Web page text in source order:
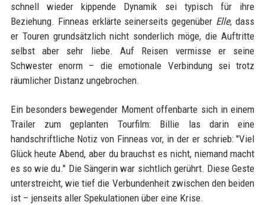
schnell wieder kippende Dynamik sei typisch für ihre
Beziehung. Finneas erklärte seinerseits gegenüber Elle, dass
er Touren grundsätzlich nicht sonderlich möge, die Auftritte
selbst aber sehr liebe. Auf Reisen vermisse er seine
Schwester enorm – die emotionale Verbindung sei trotz
räumlicher Distanz ungebrochen.
Ein besonders bewegender Moment offenbarte sich in einem
Trailer zum geplanten Tourfilm: Billie las darin eine
handschriftliche Notiz von Finneas vor, in der er schrieb: "Viel
Glück heute Abend, aber du brauchst es nicht, niemand macht
es so wie du." Die Sängerin war sichtlich gerührt. Diese Geste
unterstreicht, wie tief die Verbundenheit zwischen den beiden
ist – jenseits aller Spekulationen über eine Krise.